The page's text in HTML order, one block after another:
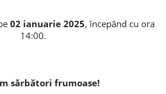
02 ianuarie 2025, începând cu ora
14:00.
sărbători frumoase!